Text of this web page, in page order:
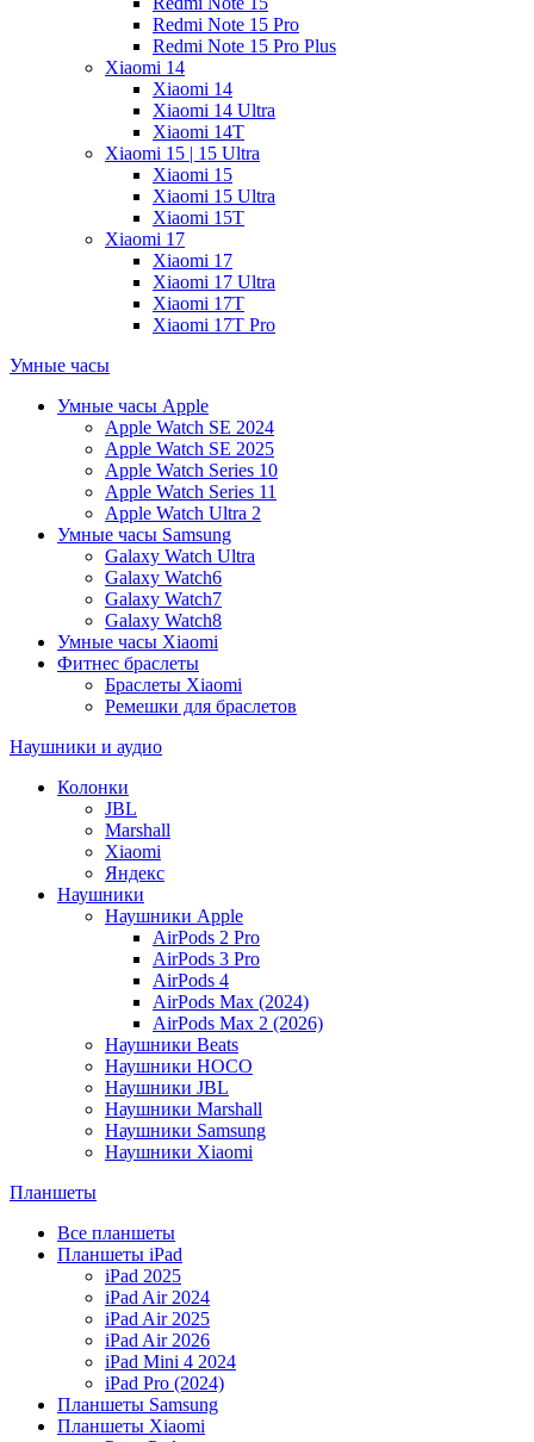
Redmi Note 15 Pro
Redmi Note 15 Pro Plus
Xiaomi 14
Xiaomi 14
Xiaomi 14 Ultra
Xiaomi 14T
Xiaomi 15 | 15 Ultra
Xiaomi 15
Xiaomi 15 Ultra
Xiaomi 15T
Xiaomi 17
Xiaomi 17
Xiaomi 17 Ultra
Xiaomi 17T
Xiaomi 17T Pro
Умные часы
Умные часы Apple
Apple Watch SE 2024
Apple Watch SE 2025
Apple Watch Series 10
Apple Watch Series 11
Apple Watch Ultra 2
Умные часы Samsung
Galaxy Watch Ultra
Galaxy Watch6
Galaxy Watch7
Galaxy Watch8
Умные часы Xiaomi
Фитнес браслеты
Браслеты Xiaomi
Ремешки для браслетов
Наушники и аудио
Колонки
JBL
Marshall
Xiaomi
Яндекс
Наушники
Наушники Apple
AirPods 2 Pro
AirPods 3 Pro
AirPods 4
AirPods Max (2024)
AirPods Max 2 (2026)
Наушники Beats
Наушники HOCO
Наушники JBL
Наушники Marshall
Наушники Samsung
Наушники Xiaomi
Планшеты
Все планшеты
Планшеты iPad
iPad 2025
iPad Air 2024
iPad Air 2025
iPad Air 2026
iPad Mini 4 2024
iPad Pro (2024)
Планшеты Samsung
Планшеты Xiaomi